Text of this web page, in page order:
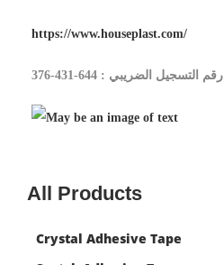
https://www.houseplast.com/
رقم التسجيل الضريبي : 644-431-376
All Products
Crystal Adhesive Tape